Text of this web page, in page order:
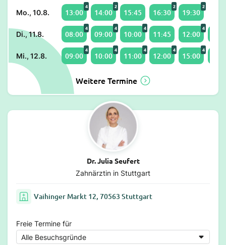
Mo., 10.8. 13:00
4
14:00
2
15:45 16:30
2
19:30
2
Di., 11.8. 08:00
4
09:00
4
10:00
4
11:45 12:00
4
Mi., 12.8. 09:00
4
10:00
4
11:00
4
12:00
4
15:00
4
Weitere Termine
Dr. Julia Seufert
Zahnärztin in Stuttgart
Vaihinger Markt 12, 70563 Stuttgart
Freie Termine für